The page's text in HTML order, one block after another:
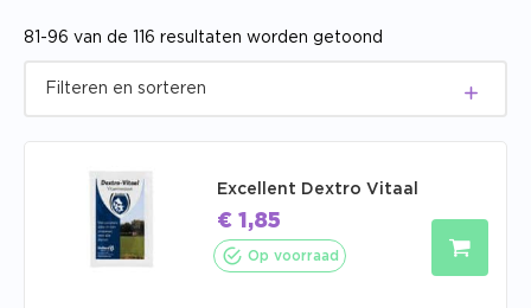
81-96 van de 116 resultaten worden getoond
Excellent Dextro Vitaal
€ 1,85
Op voorraad